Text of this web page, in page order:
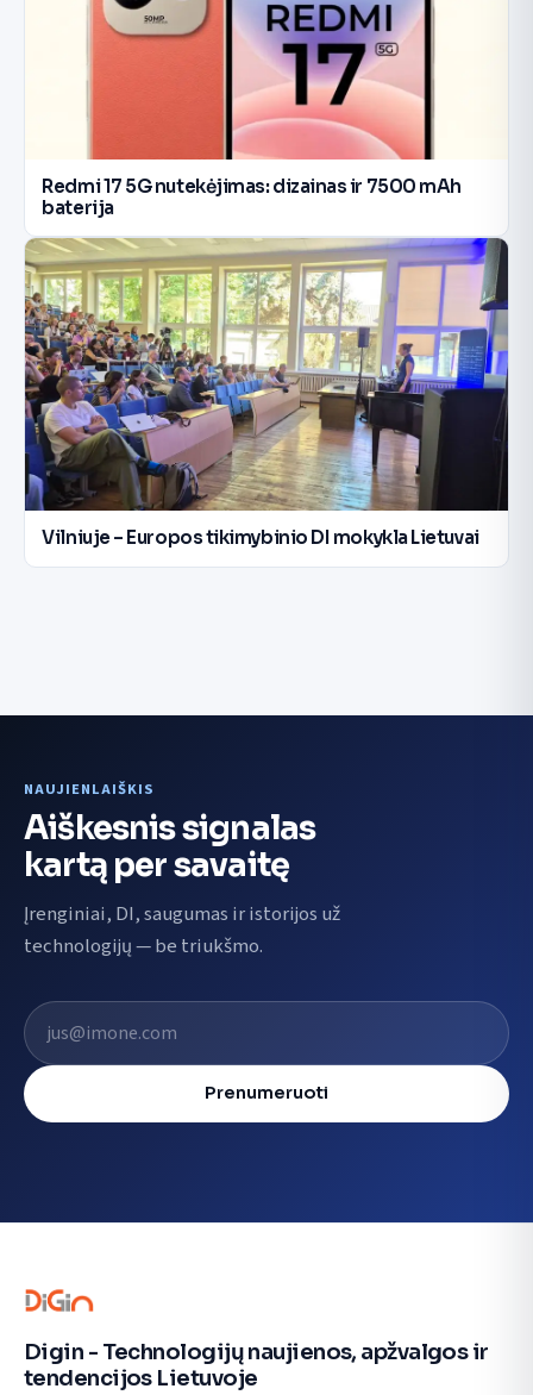
Redmi 17 5G nutekėjimas: dizainas ir 7500 mAh
baterija
Vilniuje – Europos tikimybinio DI mokykla Lietuvai
NAUJIENLAIŠKIS
Aiškesnis signalas
kartą per savaitę
Įrenginiai, DI, saugumas ir istorijos už
technologijų — be triukšmo.
El. pašto adresas
Prenumeruoti
Digin - Technologijų naujienos, apžvalgos ir
tendencijos Lietuvoje